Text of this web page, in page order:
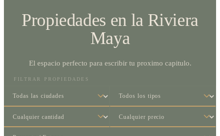
Propiedades en la Riviera
Maya
El espacio perfecto para escribir tu proximo capitulo.
FILTRAR PROPIEDADES